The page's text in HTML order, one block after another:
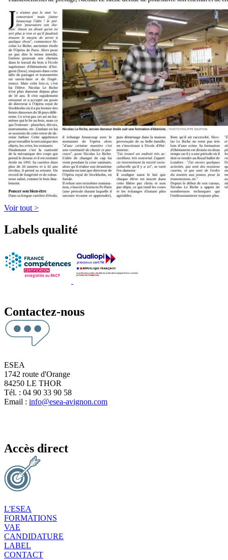
Voir tout >
Labels qualité
Contactez-nous
ESEA
1742 route d'Orange
84250 LE THOR
Tél. : 04 90 33 90 58
Email : info@esea-avignon.com
Accès direct
L'ESEA
FORMATIONS
VAE
CANDIDATURE
LABEL
CONTACT